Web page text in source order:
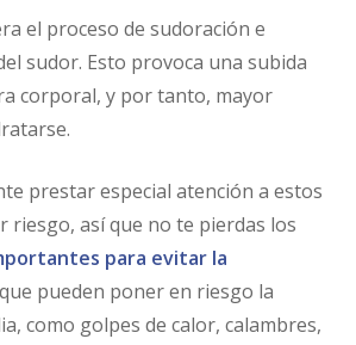
el proceso de sudoración e
sudor. Esto provoca una subida
corporal, y por tanto, mayor
prestar especial atención a estos
riesgo, así que no te pierdas los
para evitar la
que pueden poner en riesgo la
como golpes de calor, calambres,